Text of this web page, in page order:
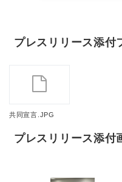
プレスリリース添付
共同宣言.JPG
プレスリリース添付